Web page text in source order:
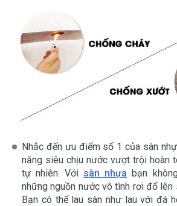
Nhắc đến ưu điểm số 1 của sàn
năng siêu chịu nước vượt trội hoàn
tự nhiên. Với sàn nhựa bạn
những nguồn nước vô tình rơi đổ lên
Bạn có thể lau sàn như lau với đá